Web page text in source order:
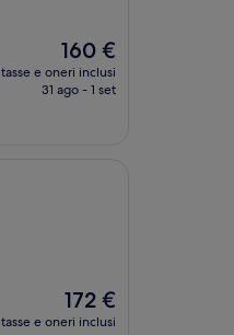
Il
prezzo
attuale
160 €
tasse e oneri inclusi
31 ago - 1 set
Il
prezzo
172 €
tasse e oneri inclusi